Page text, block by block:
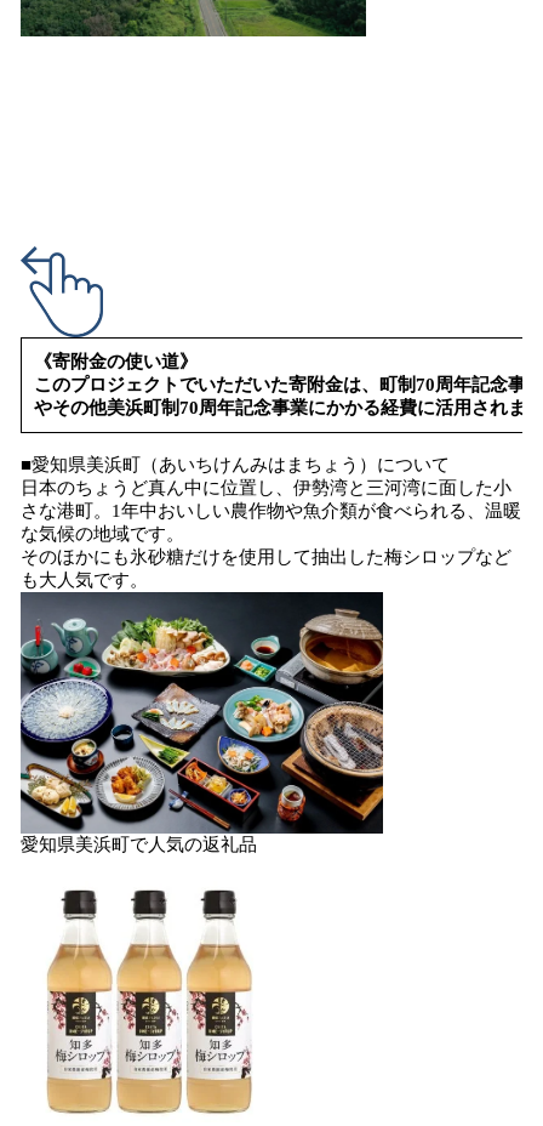
《寄附金の使い道》
このプロジェクトでいただいた寄附金は、町制70周年記念事
やその他美浜町制70周年記念事業にかかる経費に活用されま
■愛知県美浜町（あいちけんみはまちょう）について
日本のちょうど真ん中に位置し、伊勢湾と三河湾に面した小
さな港町。1年中おいしい農作物や魚介類が食べられる、温暖
な気候の地域です。
そのほかにも氷砂糖だけを使用して抽出した梅シロップなど
も大人気です。
愛知県美浜町で人気の返礼品